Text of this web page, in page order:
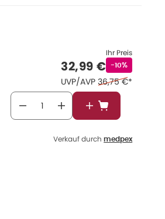
Ihr Preis
Verkaufspreis
32,99 €Rabattstempel
-10%
UVP/AVP Ehemaliger Preis
36,75 €*
In den
Verkauf durch medpex